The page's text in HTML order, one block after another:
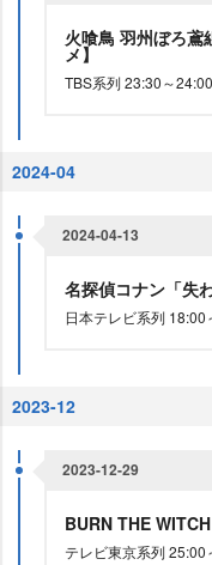
火喰鳥 羽州ぼろ鳶
メ】
TBS系列 23:30～
2024-04
2024-04-13
名探偵コナン「失
日本テレビ系列 18:00
2023-12
2023-12-29
BURN THE WITCH
テレビ東京系列 25:00